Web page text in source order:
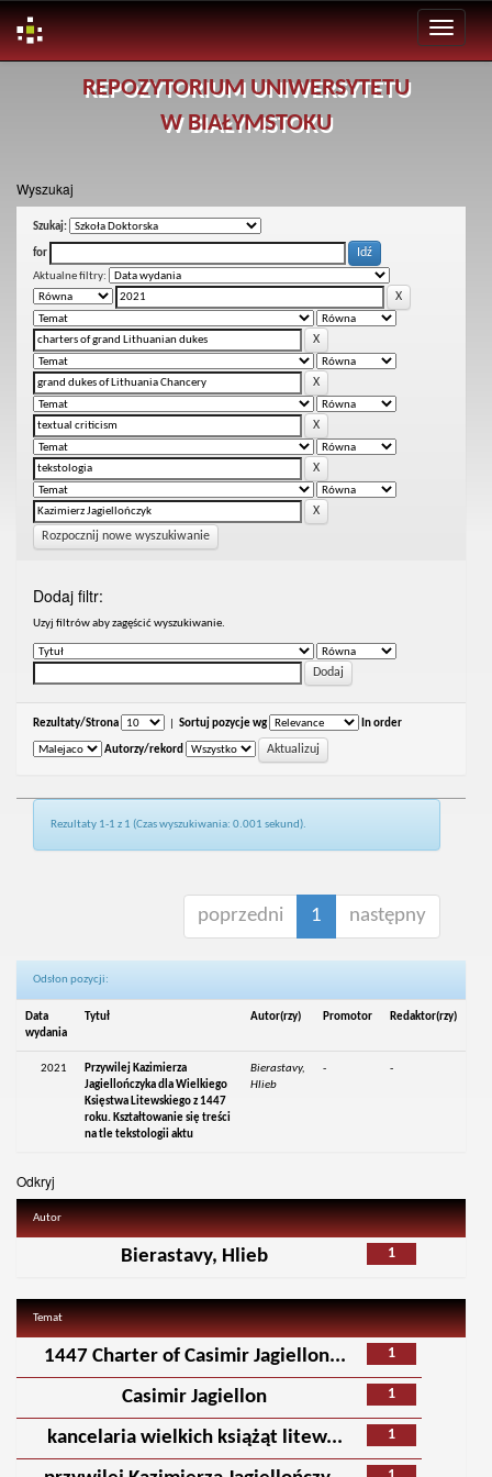
REPOZYTORIUM UNIWERSYTETU
W BIAŁYMSTOKU
Wyszukaj
Szukaj:
for
Aktualne filtry:
Rozpocznij nowe wyszukiwanie
Dodaj filtr:
Uzyj filtrów aby zagęścić wyszukiwanie.
Rezultaty/Strona Sortuj pozycje wg In order
Autorzy/rekord
Rezultaty 1-1 z 1 (Czas wyszukiwania: 0.001 sekund).
poprzedni 1 następny
Odsłon pozycji:
Data
wydania
Tytuł Autor(rzy) Promotor Redaktor(rzy)
2021
Przywilej Kazimierza
Jagiellończyka dla Wielkiego
Księstwa Litewskiego z 1447
roku. Kształtowanie się treści
na tle tekstologii aktu
Bierastavy,
Hlieb
- -
Odkryj
Autor
1
Bierastavy, Hlieb
Temat
1
1447 Charter of Casimir Jagiellon...
1
Casimir Jagiellon
1
kancelaria wielkich książąt litew...